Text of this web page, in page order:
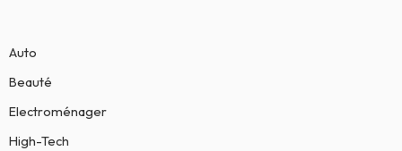
Auto
Beauté
Electroménager
High-Tech